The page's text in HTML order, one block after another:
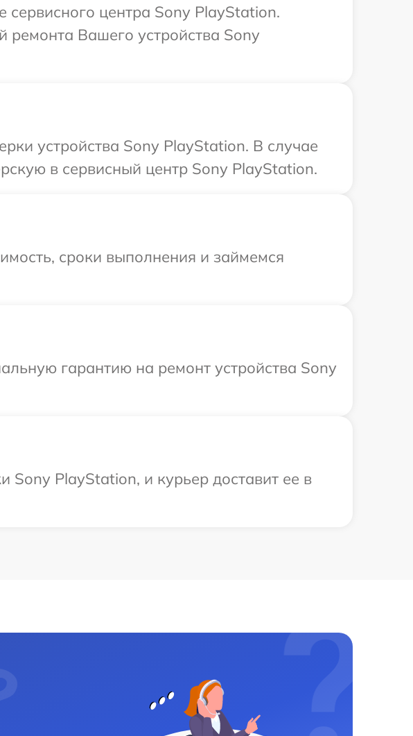
сервисного центра Sony PlayStation.
ремонта Вашего устройства Sony
устройства Sony PlayStation. В случае
в сервисный центр Sony PlayStation.
сроки выполнения и займемся
гарантию на ремонт устройства Sony
Sony PlayStation, и курьер доставит ее в